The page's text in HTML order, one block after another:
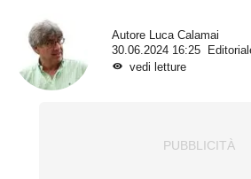
Autore Luca Calamai
30.06.2024 16:25
vedi letture